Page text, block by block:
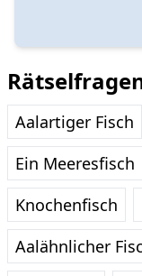
Aalartiger Fisch
Ein Meeresfisch
Knochenfisch
Aalähnlicher